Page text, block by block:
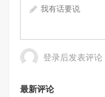
登录后发表评论
最新评论